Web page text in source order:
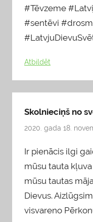
#Tēvzeme
#sentēvi
Atbildēt
Skolnieciņš no
2020. gada 18.
Ir pienācis ilgi
mūsu tauta
mūsu tautas
Dievus.
visvareno